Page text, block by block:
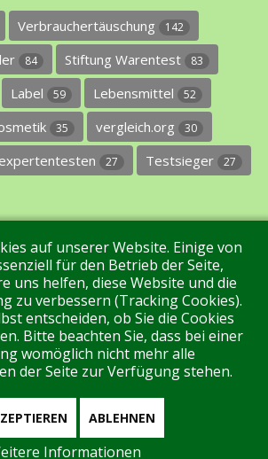
Verbrauchertäuschung 142
84 Stiftung Warentest 83
Label 59 Lebensmittel 52
35 vergleich.org 30
expertentesten 27 Testsieger 27
Über uns Kontakt
Sie uns! Login
und keine Mitglieder online
auf unserer Website. Einige von
für den Betrieb der Seite,
uns helfen, diese Website und die
zu verbessern (Tracking Cookies).
entscheiden, ob Sie die Cookies
Bitte beachten Sie, dass bei einer
womöglich nicht mehr alle
der Seite zur Verfügung stehen.
ABLEHNEN
Informationen